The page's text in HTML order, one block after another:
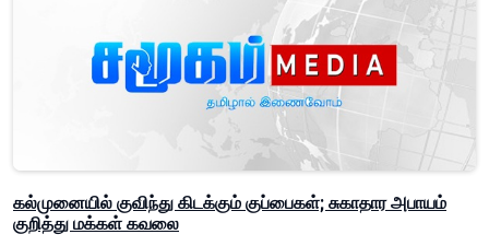
கல்முனையில் குவிந்து கிடக்கும் குப்பைகள்; சுகாதார அபாயம்
குறித்து மக்கள் கவலை